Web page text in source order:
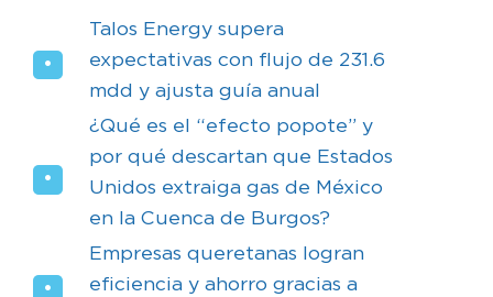
Talos Energy supera
expectativas con flujo de 231.6
mdd y ajusta guía anual
¿Qué es el “efecto popote” y
por qué descartan que Estados
Unidos extraiga gas de México
en la Cuenca de Burgos?
Empresas queretanas logran
eficiencia y ahorro gracias a